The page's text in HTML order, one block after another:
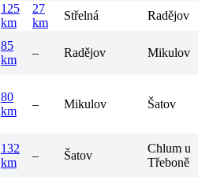
125
km
27
km
Střelná
Radějov
85
km
– Radějov Mikulov
80
km
– Mikulov Šatov
132
km
– Šatov
Chlum u
Třeboně